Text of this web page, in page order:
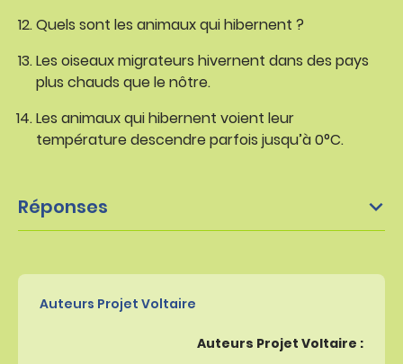
Quels sont les animaux qui hibernent ?
Les oiseaux migrateurs hivernent dans des pays
plus chauds que le nôtre.
Les animaux qui hibernent voient leur
température descendre parfois jusqu’à 0°C.
Réponses
Auteurs Projet Voltaire
Auteurs Projet Voltaire :